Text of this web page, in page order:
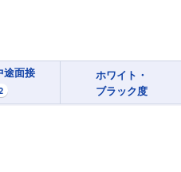
途面接
ホワイト・
ブラック度